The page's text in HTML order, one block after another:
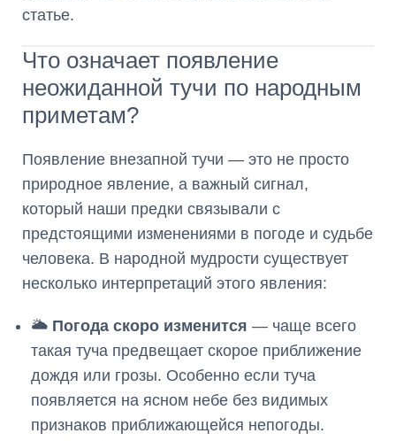
статье.
Что означает появление
неожиданной тучи по народным
приметам?
Появление внезапной тучи — это не просто
природное явление, а важный сигнал,
который наши предки связывали с
предстоящими изменениями в погоде и судьбе
человека. В народной мудрости существует
несколько интерпретаций этого явления:
🌥️ Погода скоро изменится — чаще всего
такая туча предвещает скорое приближение
дождя или грозы. Особенно если туча
появляется на ясном небе без видимых
признаков приближающейся непогоды.